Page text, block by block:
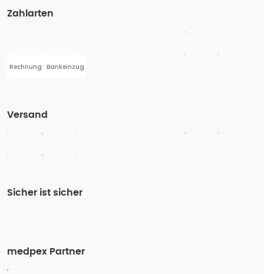
Zahlarten
Rechnung Bankeinzug
Versand
Sicher ist sicher
medpex Partner